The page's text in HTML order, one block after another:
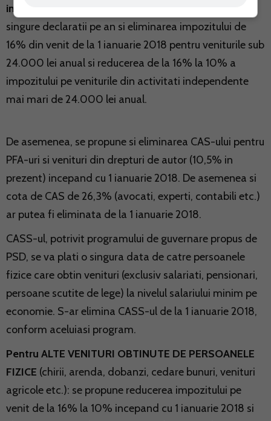
independendente
singure declaratii pe an si eliminarea impozitului de
16% din venit de la 1 ianuarie 2018 pentru veniturile sub
24.000 lei anual si reducerea de la 16% la 10% a
impozitului pe veniturile din activitati independente
mai mari de 24.000 lei anual.
De asemenea, se propune si eliminarea CAS-ului pentru
PFA-uri si venituri din drepturi de autor (10,5% in
prezent) incepand cu 1 ianuarie 2018. De asemenea si
cota de CAS de 26,3% (avocati, experti, contabili etc.)
ar putea fi eliminata de la 1 ianuarie 2018.
CASS-ul, potrivit programului de guvernare propus de
PSD, se va plati o singura data de catre persoanele
fizice care obtin venituri (exclusiv salariati, pensionari,
persoane scutite de lege) la nivelul salariului minim pe
economie. S-ar elimina CASS-ul de la 1 ianuarie 2018,
conform aceluiasi program.
Pentru ALTE VENITURI OBTINUTE DE PERSOANELE
FIZICE (chirii, arenda, dobanzi, cedare bunuri, venituri
agricole etc.): se propune reducerea impozitului pe
venit de la 16% la 10% incepand cu 1 ianuarie 2018 si